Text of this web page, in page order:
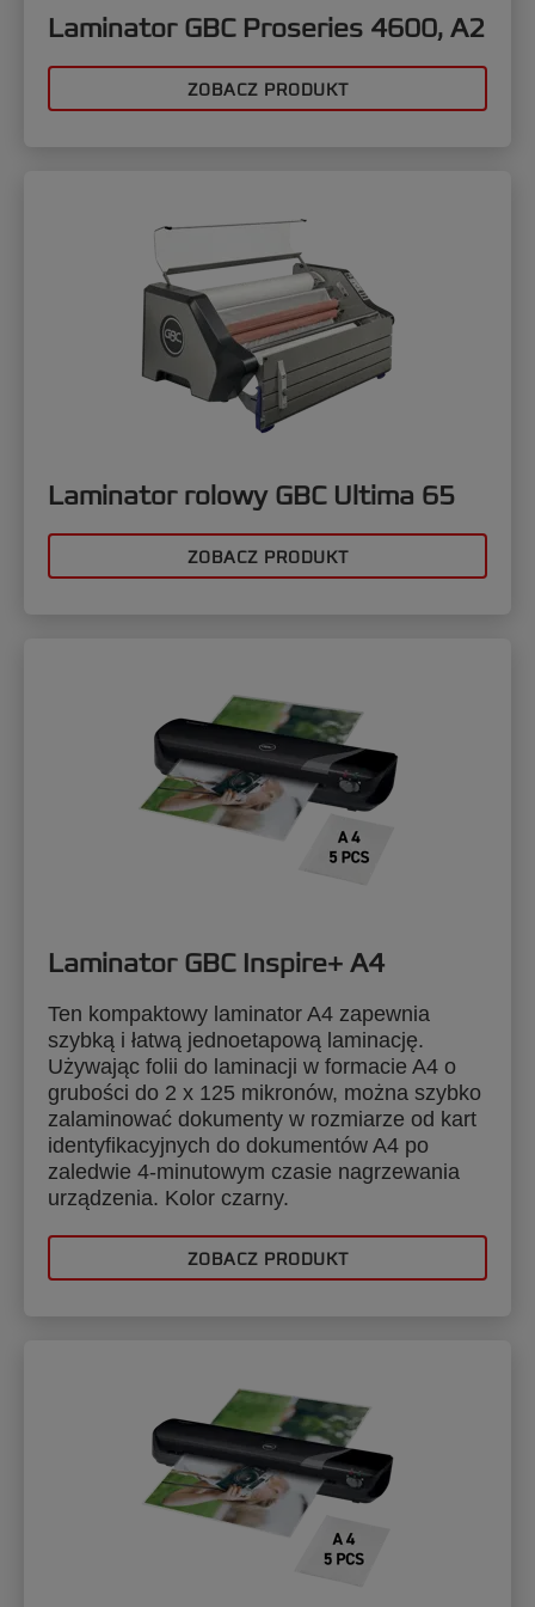
Laminator GBC Proseries 4600, A2
ZOBACZ PRODUKT
Laminator rolowy GBC Ultima 65
ZOBACZ PRODUKT
Laminator GBC Inspire+ A4
Ten kompaktowy laminator A4 zapewnia
szybką i łatwą jednoetapową laminację.
Używając folii do laminacji w formacie A4 o
grubości do 2 x 125 mikronów, można szybko
zalaminować dokumenty w rozmiarze od kart
identyfikacyjnych do dokumentów A4 po
zaledwie 4-minutowym czasie nagrzewania
urządzenia. Kolor czarny.
ZOBACZ PRODUKT